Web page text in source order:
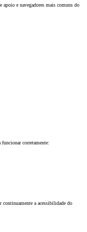
e navegadores mais comuns do
funcionar corretamente:
a acessibilidade do